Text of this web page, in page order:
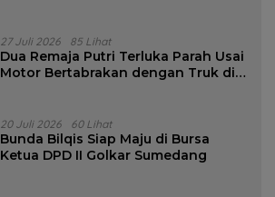
27 Juli 2026 85 Lihat
Dua Remaja Putri Terluka Parah Usai
Motor Bertabrakan dengan Truk di
20 Juli 2026 60 Lihat
Bunda Bilqis Siap Maju di Bursa
Ketua DPD II Golkar Sumedang